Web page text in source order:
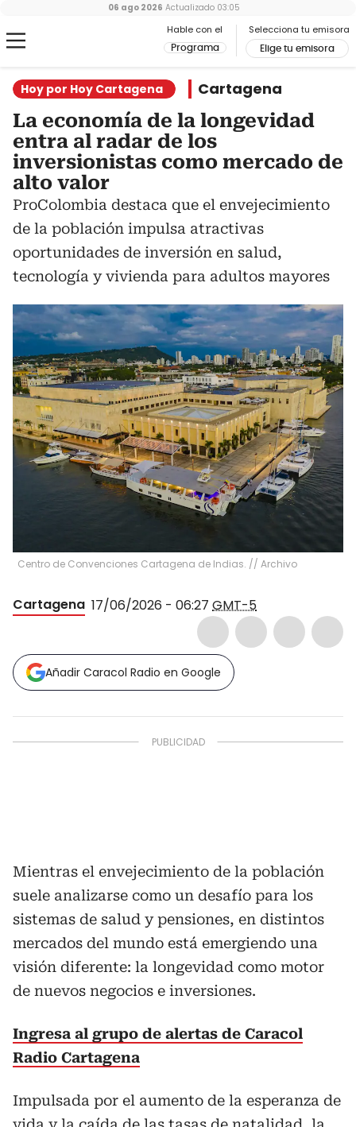
Hable con el
Programa
Selecciona tu emisora
Elige tu emisora
06 ago 2026 Actualizado 03:05
Hoy por Hoy Cartagena Cartagena
La economía de la longevidad
entra al radar de los
inversionistas como mercado de
alto valor
ProColombia destaca que el envejecimiento
de la población impulsa atractivas
oportunidades de inversión en salud,
tecnología y vivienda para adultos mayores
Centro de Convenciones Cartagena de Indias. // Archivo
Cartagena 17/06/2026 - 06:27 GMT-5
Añadir Caracol Radio en Google
Mientras el envejecimiento de la población
suele analizarse como un desafío para los
sistemas de salud y pensiones, en distintos
mercados del mundo está emergiendo una
visión diferente: la longevidad como motor
de nuevos negocios e inversiones.
Ingresa al grupo de alertas de Caracol
Radio Cartagena
Impulsada por el aumento de la esperanza de